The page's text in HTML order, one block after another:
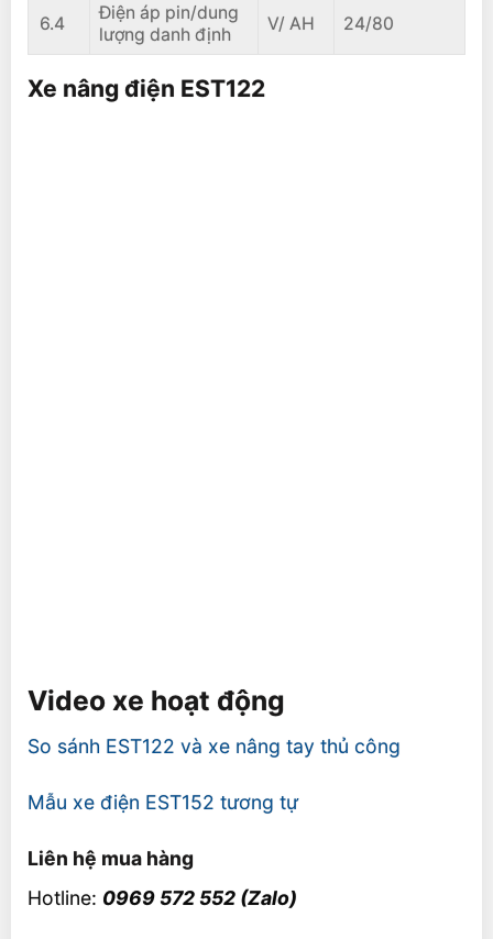
6.4
Điện áp pin/dung
lượng danh định
V/ AH 24/80
Xe nâng điện EST122
Video xe hoạt động
So sánh EST122 và xe nâng tay thủ công
Mẫu xe điện EST152 tương tự
Liên hệ mua hàng
Hotline: 0969 572 552 (Zalo)